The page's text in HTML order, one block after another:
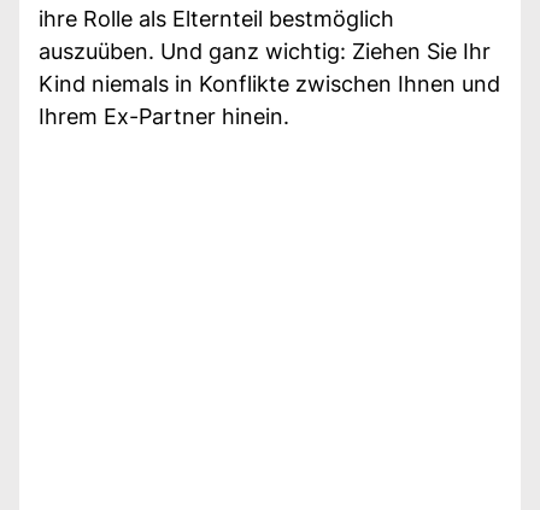
ihre Rolle als Elternteil bestmöglich
auszuüben. Und ganz wichtig: Ziehen Sie Ihr
Kind niemals in Konflikte zwischen Ihnen und
Ihrem Ex-Partner hinein.